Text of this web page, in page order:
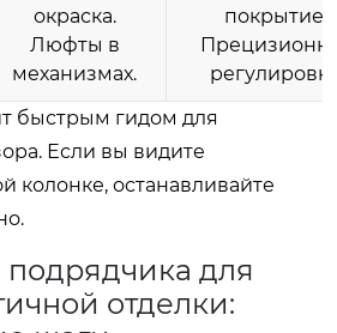
окраска.
Люфты в
механизмах.
покрытие.
быстрым гидом для
Если вы видите
колонке, останавливайте
подрядчика для
отделки: